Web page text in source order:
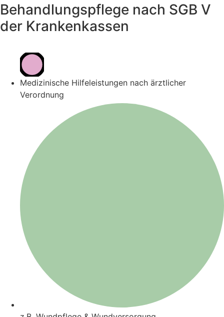
Behandlungspflege nach SGB V
der Krankenkassen
Medizinische Hilfeleistungen nach ärztlicher
Verordnung